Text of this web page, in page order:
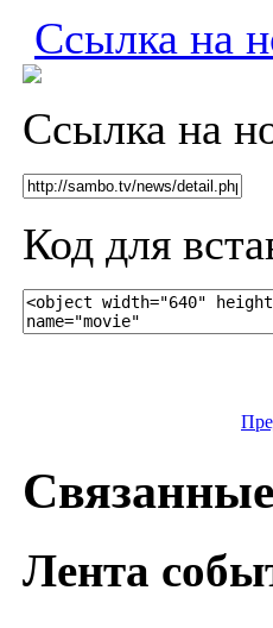
Ссылка на
Ссылка на
Код для
Лента